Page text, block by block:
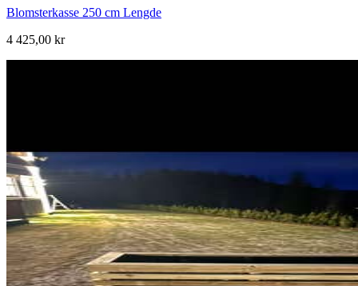
Blomsterkasse 250 cm Lengde
4 425,00 kr